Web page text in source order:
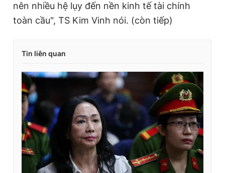
nên nhiều hệ lụy đến nền kinh tế tài chính
toàn cầu", TS Kim Vinh nói. (còn tiếp)
Tin liên quan